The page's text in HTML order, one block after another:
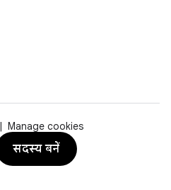
Manage cookies
सदस्य बनें